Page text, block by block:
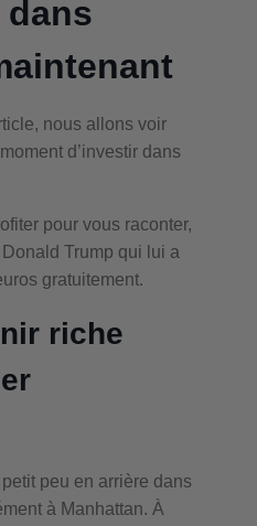
dans
nous allons voir
d’investir dans
pour vous raconter,
Trump qui lui a
gratuitement.
riche
peu en arrière dans
à Manhattan. À